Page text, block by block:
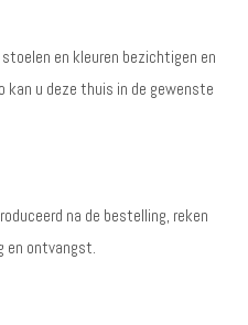
en kleuren bezichtigen en
kan u deze thuis in de gewenste
na de bestelling, reken
en ontvangst.